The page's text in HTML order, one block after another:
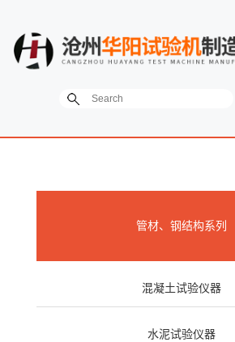
管材、钢结构系列
混凝土试验仪器
水泥试验仪器